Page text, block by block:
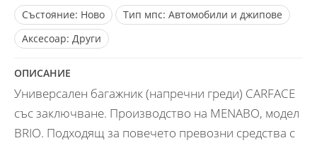
Състояние: Ново Тип мпс: Автомобили и джипове
Aксесоар: Други
ОПИСАНИЕ
Универсален багажник (напречни греди) CARFACE
със заключване. Производство на MENABO, модел
BRIO. Подходящ за повечето превозни средства с